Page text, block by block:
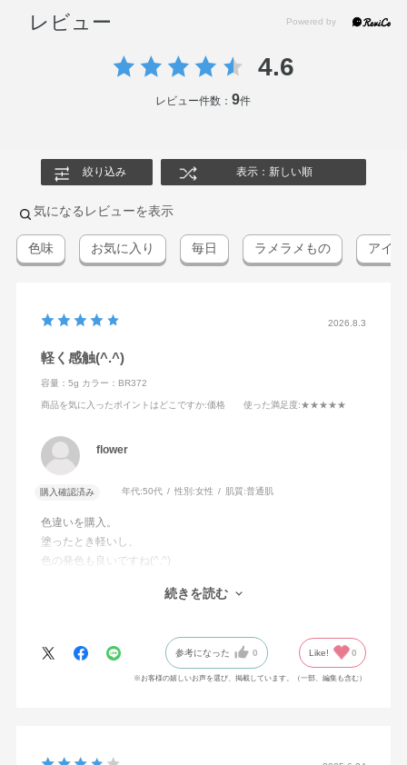
レビュー
4.6
レビュー件数：9件
絞り込み 表示：新しい順
気になるレビューを表示
色味 お気に入り 毎日 ラメラメもの アイ
2026.8.3
軽く感触(^.^)
容量：5g カラー：BR372
商品を気に入ったポイントはどこですか:価格 使った満足度:★★★★★
flower
購入確認済み 年代:50代 性別:女性 肌質:普通肌
色違いを購入。
塗ったとき軽いし、
色の発色も良いですね(^.^)
続きを読む
参考になった 0 Like! 0
※お客様の嬉しいお声を選び、掲載しています。（一部、編集も含む）